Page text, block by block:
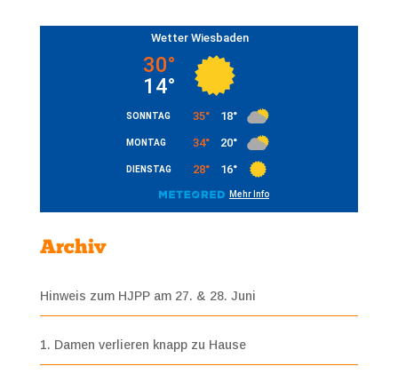
Archiv
Hinweis zum HJPP am 27. & 28. Juni
1. Damen verlieren knapp zu Hause